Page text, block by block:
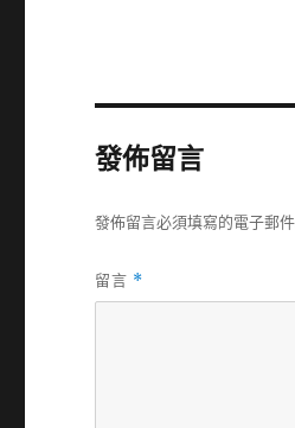
發佈留言
發佈留言必須填寫的電子郵
留言 *